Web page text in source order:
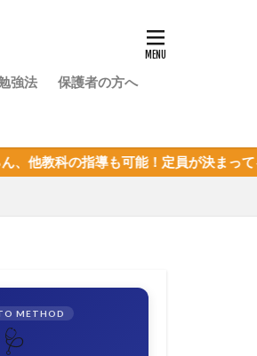
強法
保護者の方へ
可能！定員が決まってるので、枠が埋ま
METHOD
🩺